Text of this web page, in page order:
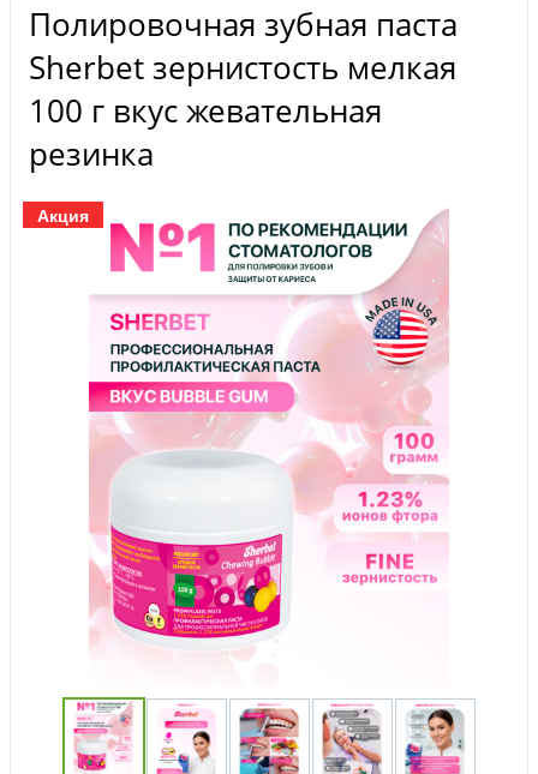
Полировочная зубная паста
Sherbet зернистость мелкая
100 г вкус жевательная
резинка
Акция